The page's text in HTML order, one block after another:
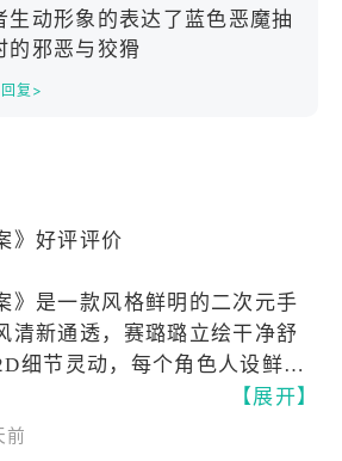
必拘束于这机会上的小粗腿优
发现这个又呆又努力的女孩真
整个千年里，都是人见人爱的
，如果要问基沃托斯里谁最适
相信大部分ba玩家最先想到的
我想通过两点来和大家讨论一
宙级别的女儿性具体表现在哪
爱丽丝在剧情里塑造的天真无
的太美好了。暂且不论她本身
的视角，温柔对待一切的说话
生动形象的表达了蓝色恶魔抽
的邪恶与狡猾
复>
》好评评价
》是一款风格鲜明的二次元手
清新通透，赛璐璐立绘干净舒
细节灵动，每个角色人设鲜活
【展开】
前